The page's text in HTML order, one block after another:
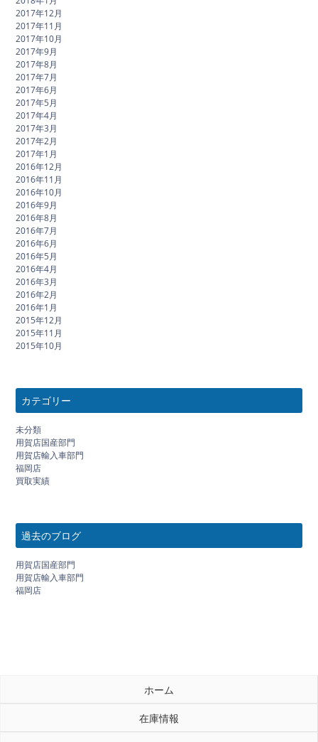
2017年12月
2017年11月
2017年10月
2017年9月
2017年8月
2017年7月
2017年6月
2017年5月
2017年4月
2017年3月
2017年2月
2017年1月
2016年12月
2016年11月
2016年10月
2016年9月
2016年8月
2016年7月
2016年6月
2016年5月
2016年4月
2016年3月
2016年2月
2016年1月
2015年12月
2015年11月
2015年10月
カテゴリー
未分類
用賀店国産部門
用賀店輸入車部門
福岡店
買取実績
過去のブログ
用賀店国産部門
用賀店輸入車部門
福岡店
ホーム
在庫情報